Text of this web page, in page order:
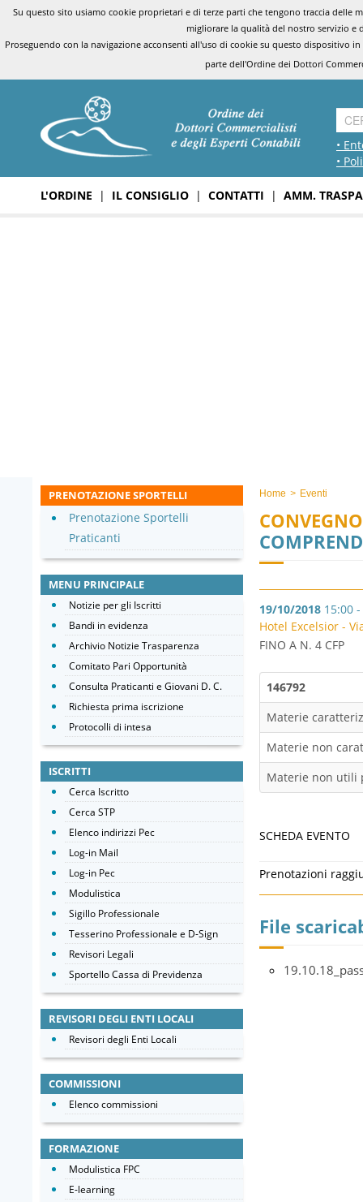
Su questo sito usiamo cookie proprietari e di terze parti che tengono traccia
migliorare la qualità del nostro servizio e
Proseguendo con la navigazione acconsenti all'uso di cookie su questo dispositivo
parte dell'Ordine dei Dottori
•
•
L'ORDINE | IL CONSIGLIO | CONTATTI | AMM.
Home > Eventi
19/10/2018 15:00
Hotel Excelsior -
FINO A N. 4 CFP
Materie
Materie non
Materie non utili
SCHEDA EVENTO
Prenotazioni
File
PRENOTAZIONE SPORTELLI
Prenotazione Sportelli
Praticanti
MENU PRINCIPALE
Notizie per gli Iscritti
Bandi in evidenza
Archivio Notizie Trasparenza
Comitato Pari Opportunità
Consulta Praticanti e Giovani D. C.
Richiesta prima iscrizione
Protocolli di intesa
ISCRITTI
Cerca Iscritto
Cerca STP
Elenco indirizzi Pec
Log-in Mail
Log-in Pec
Modulistica
Sigillo Professionale
Tesserino Professionale e D-Sign
Revisori Legali
Sportello Cassa di Previdenza
REVISORI DEGLI ENTI LOCALI
Revisori degli Enti Locali
COMMISSIONI
Elenco commissioni
FORMAZIONE
Modulistica FPC
E-learning